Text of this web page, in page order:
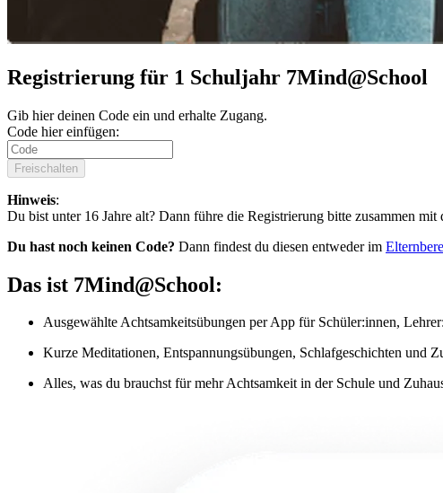
Registrierung für 1 Schuljahr 7Mind@School
Gib hier deinen Code ein und erhalte Zugang.
Code hier einfügen:
Freischalten
Hinweis:
Du bist unter 16 Jahre alt? Dann führe die Registrierung bitte zusammen mit
Du hast noch keinen Code? Dann findest du diesen entweder im
Das ist 7Mind@School:
Ausgewählte Achtsamkeitsübungen per App für Schüler:innen,
Kurze Meditationen, Entspannungsübungen, Schlafgeschichten
Alles, was du brauchst für mehr Achtsamkeit in der Schule und